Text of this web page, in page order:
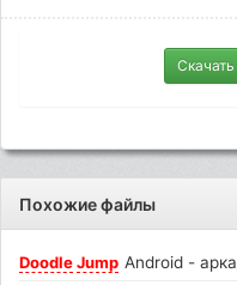
Похожие файлы
Doodle Jump Android -